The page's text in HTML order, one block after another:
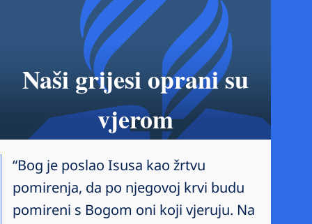
Naši grijesi oprani su
vjerom
“Bog je poslao Isusa kao žrtvu
pomirenja, da po njegovoj krvi budu
pomireni s Bogom oni koji vjeruju. Na